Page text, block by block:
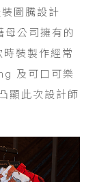
圖騰設計
公司擁有的
裝製作經常
及可口可樂
顯此次設計師